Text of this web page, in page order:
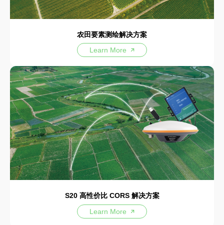
农田要素测绘解决方案
Learn More
S20 高性价比 CORS 解决方案
Learn More